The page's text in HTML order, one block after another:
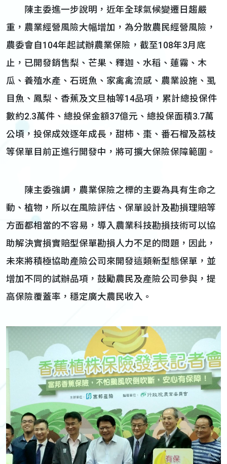
陳主委進一步說明，近年全球氣候變遷日趨嚴
重，農業經營風險大幅增加，為分散農民經營風險，
農委會自104年起試辦農業保險，截至108年3月底
止，已開發銷售梨、芒果、釋迦、水稻、蓮霧、木
瓜、養殖水產、石斑魚、家禽禽流感、農業設施、虱
目魚、鳳梨、香蕉及文旦柚等14品項，累計總投保件
數約2.3萬件、總投保金額37億元、總投保面積3.7萬
公頃，投保成效逐年成長，甜柿、棗、番石榴及荔枝
等保單目前正進行開發中，將可擴大保險保障範圍。
陳主委強調，農業保險之標的主要為具有生命之
動、植物，所以在風險評估、保單設計及勘損理賠等
方面都相當的不容易，導入農業科技勘損技術可以協
助解決實損實賠型保單勘損人力不足的問題，因此，
未來將積極協助產險公司來開發這類新型態保單，並
增加不同的試辦品項，鼓勵農民及產險公司參與，提
高保險覆蓋率，穩定廣大農民收入。